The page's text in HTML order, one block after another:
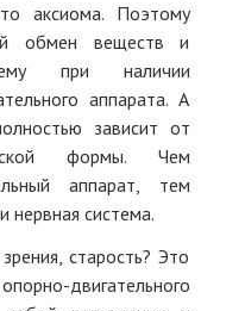
аксиома. Поэтому
обмен веществ и
при наличии
аппарата. А
зависит от
формы. Чем
аппарат, тем
нервная система.
старость? Это
двигательного